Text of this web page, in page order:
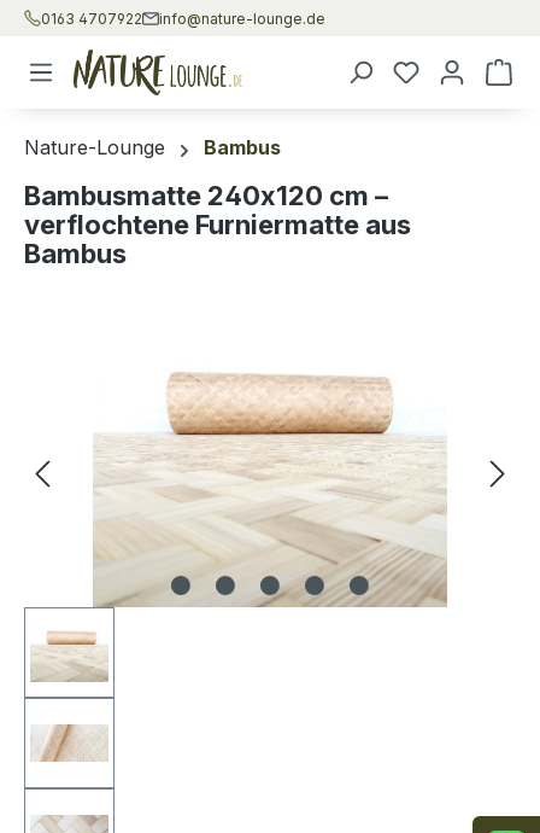
Zum Hauptinhalt springen
0163 4707922 info@nature-lounge.de
Nature-Lounge Bambus
Bambusmatte 240x120 cm –
verflochtene Furniermatte aus
Bambus